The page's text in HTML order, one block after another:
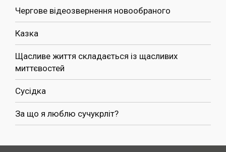
Чергове відеозвернення новообраного
Казка
Щасливе життя складається із щасливих
миттєвостей
Сусідка
За що я люблю сучукрліт?